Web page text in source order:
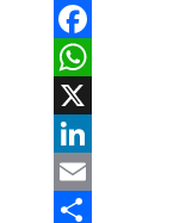
Facebook
WhatsApp
X
LinkedIn
Email